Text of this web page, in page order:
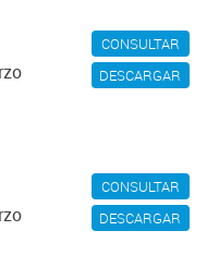
CONSULTAR
DESCARGAR
CONSULTAR
DESCARGAR